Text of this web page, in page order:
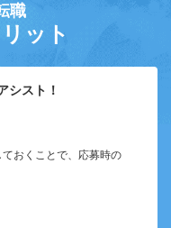
職
ット
シスト！
おくことで、応募時の